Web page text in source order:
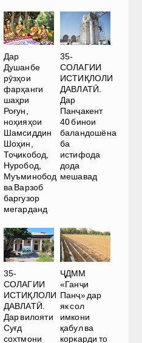
Дар
Душанбе
рӯзҳои
фарҳанги
шаҳри
Роғун,
ноҳияҳои
Шамсиддин
Шоҳин,
Тоҷикобод,
Нуробод,
Муъминобод
ва Варзоб
баргузор
мегарданд
35-
СОЛАГИИ
ИСТИҚЛОЛИ
ДАВЛАТӢ.
Дар
Панҷакент
40 бинои
баландошёна
ба
истифода
дода
мешавад
35-
СОЛАГИИ
ИСТИҚЛОЛИ
ДАВЛАТӢ.
Дар вилояти
Суғд
сохтмони
ҶДММ
«Ганҷи
Панҷ» дар
як сол
имкони
қабул ва
коркарди то